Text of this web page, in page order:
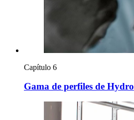
Capítulo 6
Gama de perfiles de Hydro